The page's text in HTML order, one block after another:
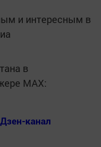
и интересным в
в
MАХ:
Дзен-канал